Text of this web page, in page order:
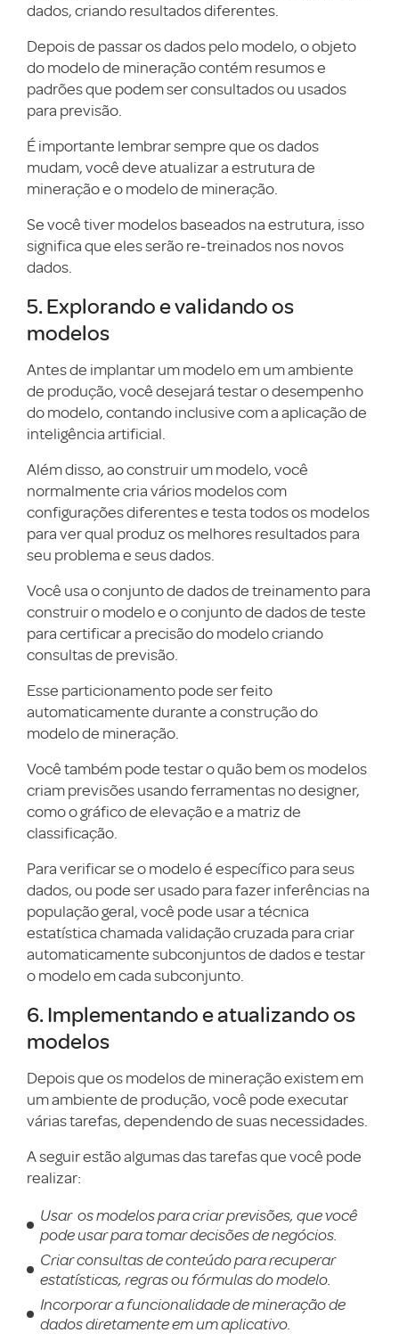
dados, criando resultados diferentes.
Depois de passar os dados pelo modelo, o objeto
do modelo de mineração contém resumos e
padrões que podem ser consultados ou usados
para previsão.
É importante lembrar sempre que os dados
mudam, você deve atualizar a estrutura de
mineração e o modelo de mineração.
Se você tiver modelos baseados na estrutura, isso
significa que eles serão re-treinados nos novos
dados.
5. Explorando e validando os
modelos
Antes de implantar um modelo em um ambiente
de produção, você desejará testar o desempenho
do modelo, contando inclusive com a aplicação de
inteligência artificial.
Além disso, ao construir um modelo, você
normalmente cria vários modelos com
configurações diferentes e testa todos os modelos
para ver qual produz os melhores resultados para
seu problema e seus dados.
Você usa o conjunto de dados de treinamento para
construir o modelo e o conjunto de dados de teste
para certificar a precisão do modelo criando
consultas de previsão.
Esse particionamento pode ser feito
automaticamente durante a construção do
modelo de mineração.
Você também pode testar o quão bem os modelos
criam previsões usando ferramentas no designer,
como o gráfico de elevação e a matriz de
classificação.
Para verificar se o modelo é específico para seus
dados, ou pode ser usado para fazer inferências na
população geral, você pode usar a técnica
estatística chamada validação cruzada para criar
automaticamente subconjuntos de dados e testar
o modelo em cada subconjunto.
6. Implementando e atualizando os
modelos
Depois que os modelos de mineração existem em
um ambiente de produção, você pode executar
várias tarefas, dependendo de suas necessidades.
A seguir estão algumas das tarefas que você pode
realizar:
Usar os modelos para criar previsões, que você
pode usar para tomar decisões de negócios.
Criar consultas de conteúdo para recuperar
estatísticas, regras ou fórmulas do modelo.
Incorporar a funcionalidade de mineração de
dados diretamente em um aplicativo.